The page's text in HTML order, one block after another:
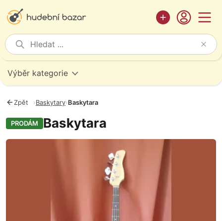
Výběr kategorie
Zpět ›Baskytary›Baskytara
PRODÁM Baskytara
Fotografie